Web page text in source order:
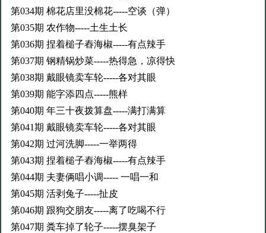
第034期 棉花店里没棉花-----空谈（弹）
第035期 农作物-----土生土长
第036期 捏着槌子舂海椒-----有点辣手
第037期 钢精锅炒菜-----热得急，凉得快
第038期 戴眼镜卖车轮-----各对其眼
第039期 能字添四点-----熊样
第040期 年三十夜拨算盘-----满打满算
第041期 戴眼镜卖车轮-----各对其眼
第042期 过河洗脚-----一举两得
第043期 捏着槌子舂海椒-----有点辣手
第044期 夫妻俩唱小调----- 一唱一和
第045期 活剥兔子-----扯皮
第046期 跟狗交朋友-----离了吃喝不行
第047期 粪车掉了轮子-----摆臭架子